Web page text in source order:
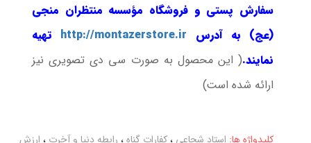
سفارش پستی و فروشگاه مؤسسه منتظران منجی
(عج) به آدرس http://montazerstore.ir تهیه
نمایند.( این محصول به صورت سی دی تصویری نیز
ارائه شده است)
کلیدواژه ها: استاد شجاعی ،کفارات گناه، رابطه دنیا و آخرت ، ارزش